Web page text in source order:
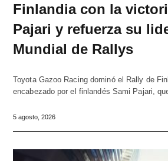
Finlandia con la
Pajari y refuerza su
Mundial de Rallys
Toyota Gazoo Racing dominó el Rally de
encabezado por el finlandés Sami Pajari,
5 agosto, 2026